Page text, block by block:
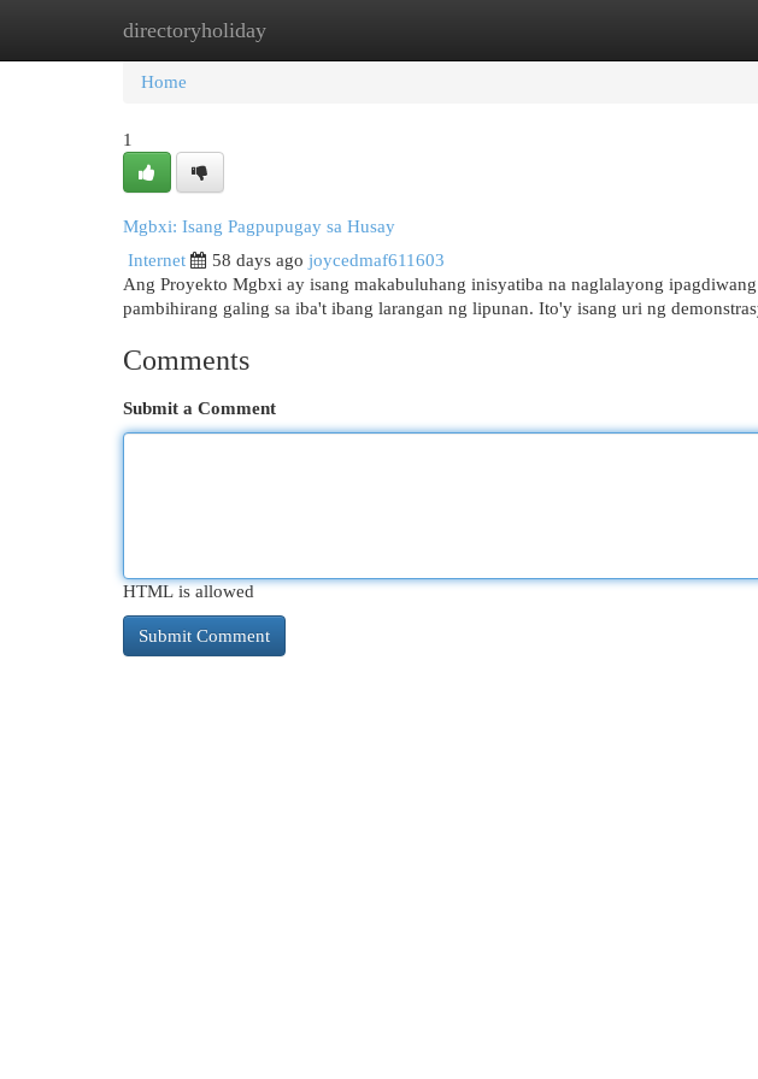
directoryholiday
Home New Site Listings
Home
1
Mgbxi: Isang Pagpupugay sa Husay
Internet
58 days ago joycedmaf611603
Ang Proyekto Mgbxi ay isang makabuluhang inisyatiba na naglalayong
pambihirang galing sa iba't ibang larangan ng lipunan. Ito'y isang uri ng
Comments
Submit a Comment
HTML is allowed